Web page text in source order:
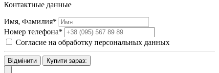
Контактные данные
Имя, Фамилия*
Номер телефона*
Согласие на обработку персональных данных
Відмінити Купити зараз: